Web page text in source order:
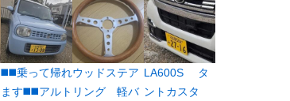
◼️◼️乗って帰れ
ます◼️◼️アルト
ウッドステア
リング 軽バ
LA600S タ
ントカスタ